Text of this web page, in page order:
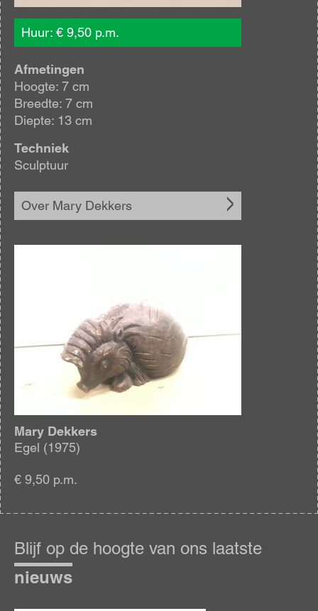
Huur: € 9,50 p.m.
Afmetingen
Hoogte: 7 cm
Breedte: 7 cm
Diepte: 13 cm
Techniek
Sculptuur
Over Mary Dekkers
Mary Dekkers
Egel (1975)
€ 9,50 p.m.
op
de
hoogte
Blijf op de hoogte van ons laatste
nieuws